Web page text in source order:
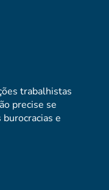
trabalhistas
precise se
e